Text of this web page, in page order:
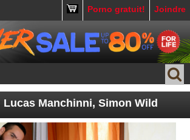
Joindre
Porno gratuit!
Lucas Manchinni, Simon Wild